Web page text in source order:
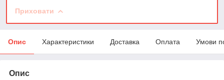
Приховати
Опис Характеристики Доставка Оплата Умови
Опис